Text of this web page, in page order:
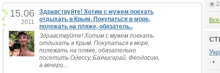
15.06
2011
Здравствуйте! Хотим с мужем поехать
отдыхать в Крым. Покупаться в море,
полежать на пляже, обязатель..
Здравствуйте! Хотим с мужем поехать
отдыхать в Крым. Покупаться в море,
полежать на пляже, обязательно
посетить Одессу, Бахчисарай, Феодосию,
а вечеро...